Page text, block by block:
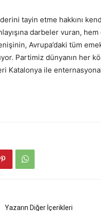
tayin etme hakkını
darbeler vuran,
Avrupa’daki tüm
Partimiz dünyanın her
Katalonya ile enternasyonal
Yazarın Diğer İçerikleri